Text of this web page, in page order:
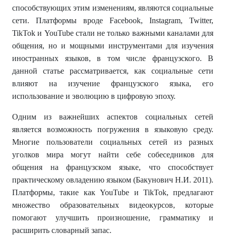
способствующих этим изменениям, являются социальные
сети. Платформы вроде Facebook, Instagram, Twitter,
TikTok и YouTube стали не только важными каналами для
общения, но и мощными инструментами для изучения
иностранных языков, в том числе французского. В
данной статье рассматривается, как социальные сети
влияют на изучение французского языка, его
использование и эволюцию в цифровую эпоху.
Одним из важнейших аспектов социальных сетей
является возможность погружения в языковую среду.
Многие пользователи социальных сетей из разных
уголков мира могут найти себе собеседников для
общения на французском языке, что способствует
практическому овладению языком (Бакунович Н.И. 2011).
Платформы, такие как YouTube и TikTok, предлагают
множество образовательных видеокурсов, которые
помогают улучшить произношение, грамматику и
расширить словарный запас.